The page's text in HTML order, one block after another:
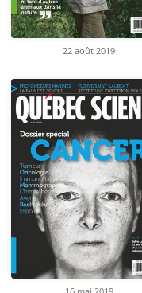
22 août 2019